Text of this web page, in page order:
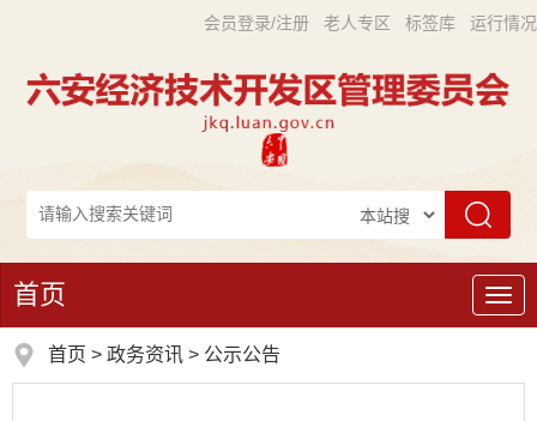
会员登录/注册 老人专区 标签库 运行情况
导
航
首页
首页 > 政务资讯 > 公示公告